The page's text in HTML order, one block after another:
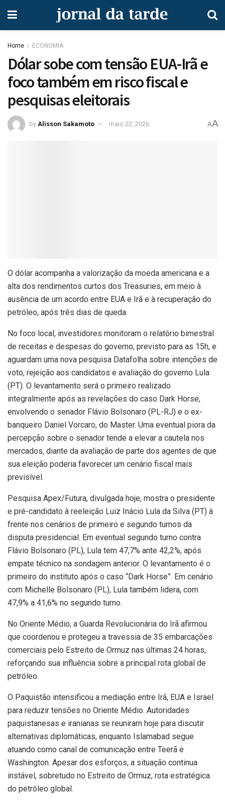
Home ECONOMIA
Dólar sobe com tensão EUA-Irã e
foco também em risco fiscal e
pesquisas eleitorais
by Alisson Sakamoto maio 22, 2026 AA
O dólar acompanha a valorização da moeda americana e a
alta dos rendimentos curtos dos Treasuries, em meio à
ausência de um acordo entre EUA e Irã e à recuperação do
petróleo, após três dias de queda.
No foco local, investidores monitoram o relatório bimestral
de receitas e despesas do governo, previsto para as 15h, e
aguardam uma nova pesquisa Datafolha sobre intenções de
voto, rejeição aos candidatos e avaliação do governo Lula
(PT). O levantamento será o primeiro realizado
integralmente após as revelações do caso Dark Horse,
envolvendo o senador Flávio Bolsonaro (PL-RJ) e o ex-
banqueiro Daniel Vorcaro, do Master. Uma eventual piora da
percepção sobre o senador tende a elevar a cautela nos
mercados, diante da avaliação de parte dos agentes de que
sua eleição poderia favorecer um cenário fiscal mais
previsível.
Pesquisa Apex/Futura, divulgada hoje, mostra o presidente
e pré-candidato à reeleição Luiz Inácio Lula da Silva (PT) à
frente nos cenários de primeiro e segundo turnos da
disputa presidencial. Em eventual segundo turno contra
Flávio Bolsonaro (PL), Lula tem 47,7% ante 42,2%, após
empate técnico na sondagem anterior. O levantamento é o
primeiro do instituto após o caso “Dark Horse”. Em cenário
com Michelle Bolsonaro (PL), Lula também lidera, com
47,9% a 41,6% no segundo turno.
No Oriente Médio, a Guarda Revolucionária do Irã afirmou
que coordenou e protegeu a travessia de 35 embarcações
comerciais pelo Estreito de Ormuz nas últimas 24 horas,
reforçando sua influência sobre a principal rota global de
petróleo.
O Paquistão intensificou a mediação entre Irã, EUA e Israel
para reduzir tensões no Oriente Médio. Autoridades
paquistanesas e iranianas se reuniram hoje para discutir
alternativas diplomáticas, enquanto Islamabad segue
atuando como canal de comunicação entre Teerã e
Washington. Apesar dos esforços, a situação continua
instável, sobretudo no Estreito de Ormuz, rota estratégica
do petróleo global.